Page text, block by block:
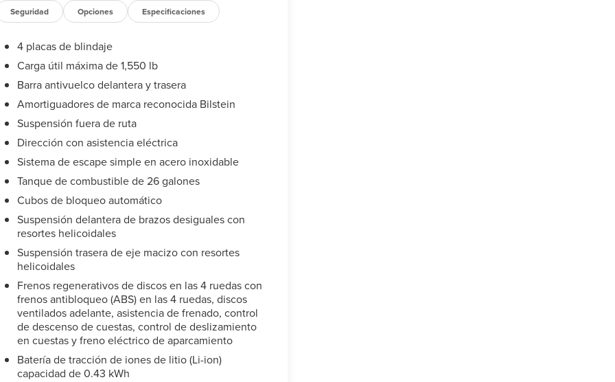
Seguridad Opciones Especificaciones
4 placas de blindaje
Carga útil máxima de 1,550 lb
Barra antivuelco delantera y trasera
Amortiguadores de marca reconocida Bilstein
Suspensión fuera de ruta
Dirección con asistencia eléctrica
Sistema de escape simple en acero inoxidable
Tanque de combustible de 26 galones
Cubos de bloqueo automático
Suspensión delantera de brazos desiguales con
resortes helicoidales
Suspensión trasera de eje macizo con resortes
helicoidales
Frenos regenerativos de discos en las 4 ruedas con
frenos antibloqueo (ABS) en las 4 ruedas, discos
ventilados adelante, asistencia de frenado, control
de descenso de cuestas, control de deslizamiento
en cuestas y freno eléctrico de aparcamiento
Batería de tracción de iones de litio (Li-ion)
capacidad de 0.43 kWh